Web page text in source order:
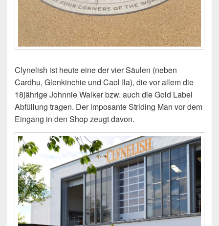
Clynelish ist heute eine der vier Säulen (neben
Cardhu, Glenkinchie und Caol Ila), die vor allem die
18jährige Johnnie Walker bzw. auch die Gold Label
Abfüllung tragen. Der imposante Striding Man vor dem
Eingang in den Shop zeugt davon.